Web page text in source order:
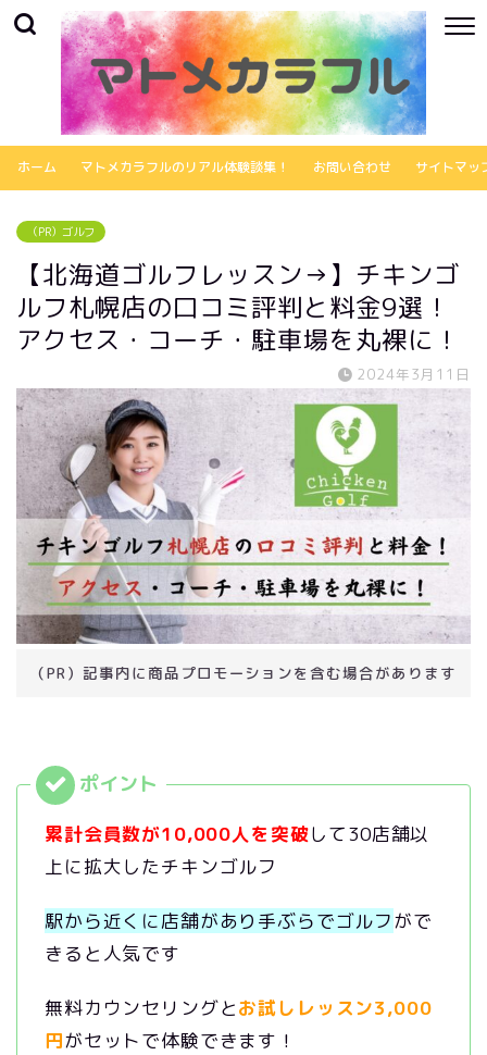
ホーム マトメカラフルのリアル体験談集！ お問い合わせ サイトマッ
（PR）ゴルフ
【北海道ゴルフレッスン→】チキンゴ
ルフ札幌店の口コミ評判と料金9選！
アクセス・コーチ・駐車場を丸裸に！
2024年3月11日
（PR）記事内に商品プロモーションを含む場合があります
累計会員数が10,000人を突破して30店舗以
上に拡大したチキンゴルフ
駅から近くに店舗があり手ぶらでゴルフがで
きると人気です
無料カウンセリングとお試しレッスン3,000
円がセットで体験できます！